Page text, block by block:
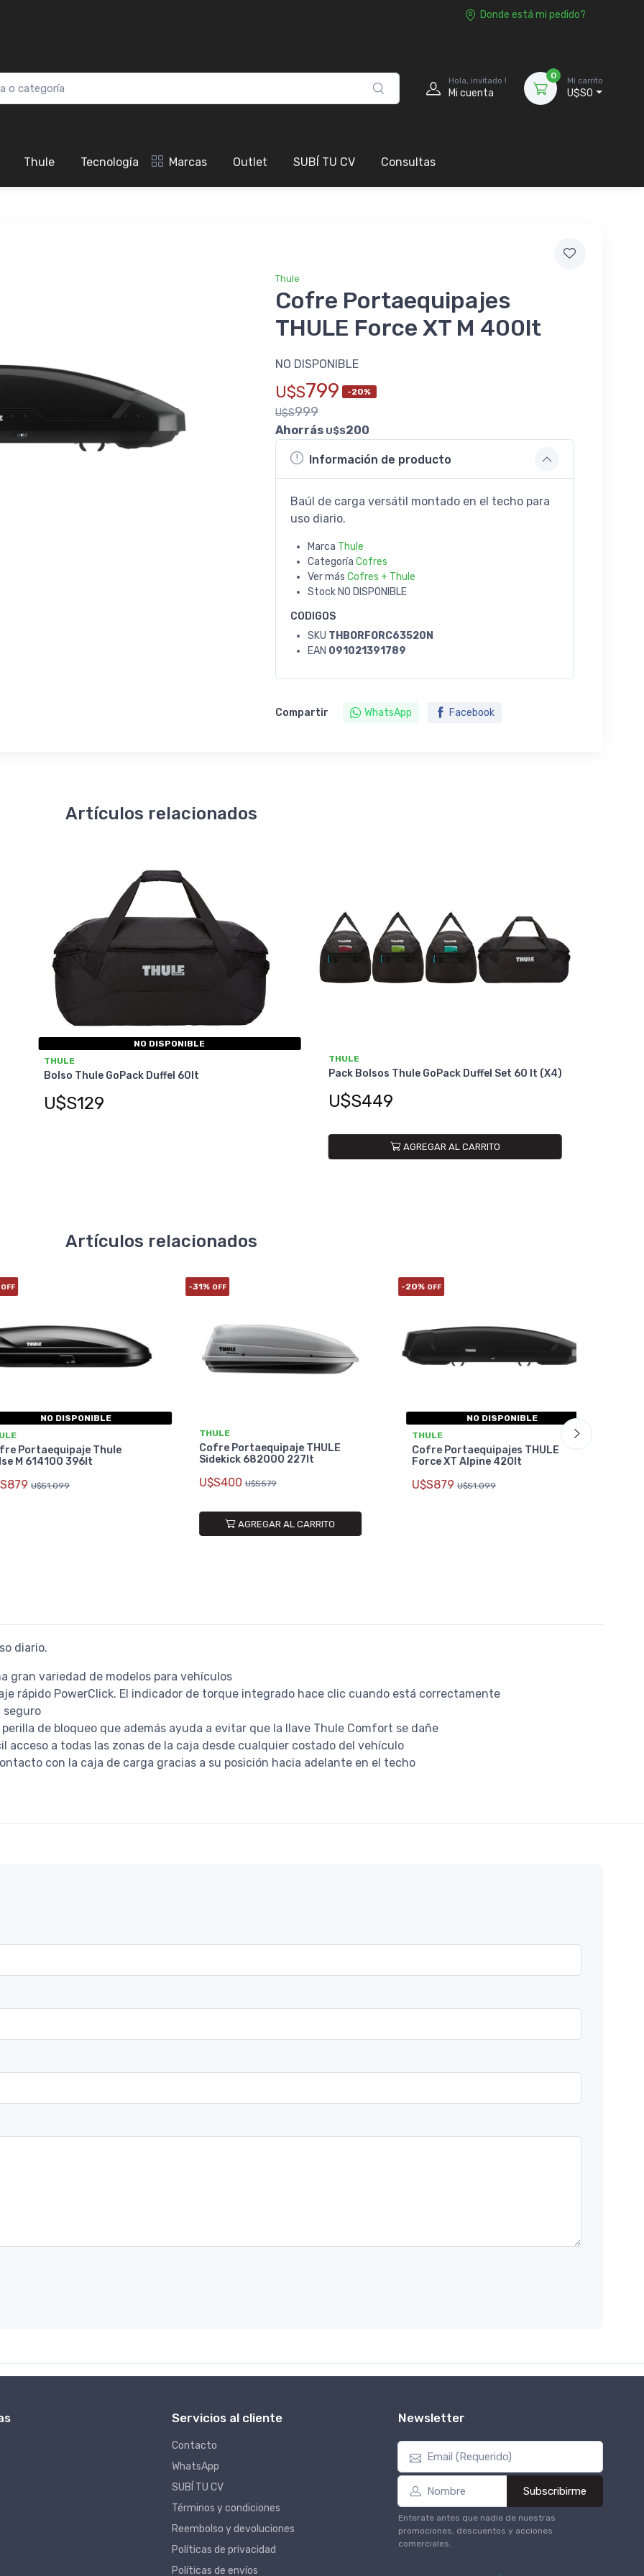
Donde está mi pedido?
Hola, invitado !
Mi cuenta
0
Mi carrito
U$S0
Thule Tecnología Marcas Outlet SUBÍ TU CV Consultas
Thule
Cofre Portaequipajes
THULE Force XT M 400lt
NO DISPONIBLE
U$S799 -20%
U$S999
Ahorrás U$S200
Información de producto
Baúl de carga versátil montado en el techo para
uso diario.
Marca Thule
Categoría Cofres
Ver más Cofres + Thule
Stock NO DISPONIBLE
CODIGOS
SKU THBORFORC63520N
EAN 091021391789
Compartir WhatsApp Facebook
Artículos relacionados
NO DISPONIBLE
THULE
Bolso Thule GoPack Duffel 60lt
U$S129
THULE
Pack Bolsos Thule GoPack Duffel Set 60 lt (X4)
U$S449
AGREGAR AL CARRITO
Artículos relacionados
NO DISPONIBLE
Portaequipaje Thule
M 614100 396lt
U$S1.099
-31%OFF
THULE
Cofre Portaequipaje THULE
Sidekick 682000 227lt
U$S400 U$S579
AGREGAR AL CARRITO
-20%OFF
NO DISPONIBLE
THULE
Cofre Portaequipajes THULE
Force XT Alpine 420lt
U$S879 U$S1.099
diario.
gran variedad de modelos para vehículos
rápido PowerClick. El indicador de torque integrado hace clic cuando está correctamente
seguro
de bloqueo que además ayuda a evitar que la llave Thule Comfort se dañe
a todas las zonas de la caja desde cualquier costado del vehículo
con la caja de carga gracias a su posición hacia adelante en el techo
Servicios al cliente
Contacto
WhatsApp
SUBÍ TU CV
Términos y condiciones
Reembolso y devoluciones
Políticas de privacidad
Políticas de envíos
Newsletter
Subscribirme
Enterate antes que nadie de nuestras
promociones, descuentos y acciones
comerciales.